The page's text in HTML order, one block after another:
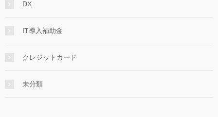
DX
IT導入補助金
クレジットカード
未分類